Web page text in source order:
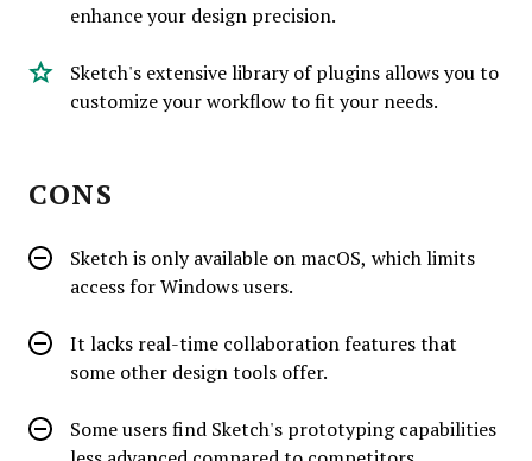
enhance your design precision.
Sketch's extensive library of plugins allows you to
customize your workflow to fit your needs.
CONS
Sketch is only available on macOS, which limits
access for Windows users.
It lacks real-time collaboration features that
some other design tools offer.
Some users find Sketch's prototyping capabilities